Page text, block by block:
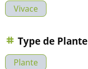
Vivace
Type de Plante
Plante